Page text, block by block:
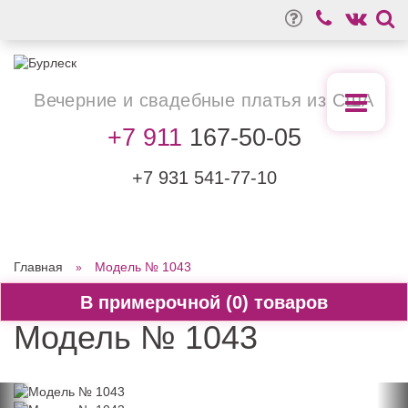
0
Вечерние и свадебные платья из США
+7 911 167-50-05
+7 931 541-77-10
Главная Модель № 1043
Модель № 1043